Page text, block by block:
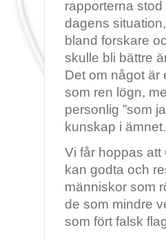
rapporterna
dagens
bland forskare
skulle bli bättre
Det om något är
som ren lögn,
personlig ”som
kunskap i ämnet.
Vi får hoppas
kan godta och
människor som
de som mindre
som fört falsk